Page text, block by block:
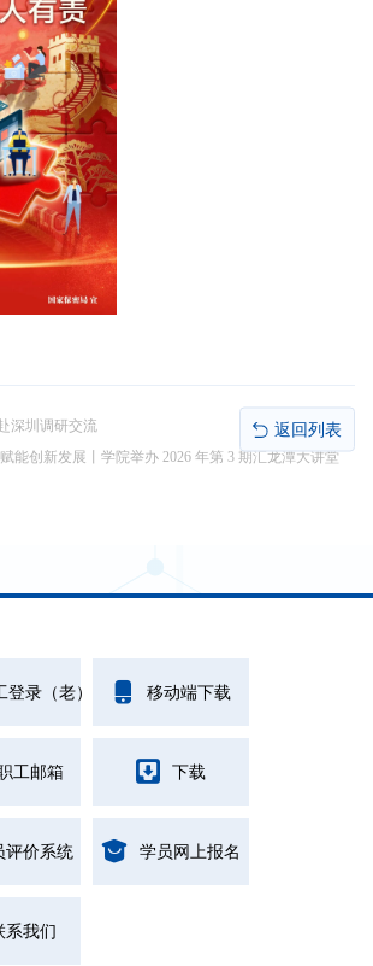
深圳调研交流
能创新发展丨学院举办 2026 年第 3 期汇龙潭大讲堂
返回列表
登录（老） 移动端下载
工邮箱 下载
评价系统 学员网上报名
系我们